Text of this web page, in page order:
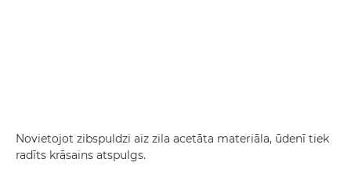
Novietojot zibspuldzi aiz zila acetāta materiāla, ūdenī tiek
radīts krāsains atspulgs.